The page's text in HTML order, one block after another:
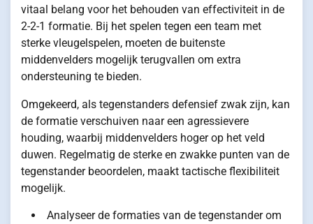
vitaal belang voor het behouden van effectiviteit in de
2-2-1 formatie. Bij het spelen tegen een team met
sterke vleugelspelen, moeten de buitenste
middenvelders mogelijk terugvallen om extra
ondersteuning te bieden.
Omgekeerd, als tegenstanders defensief zwak zijn, kan
de formatie verschuiven naar een agressievere
houding, waarbij middenvelders hoger op het veld
duwen. Regelmatig de sterke en zwakke punten van de
tegenstander beoordelen, maakt tactische flexibiliteit
mogelijk.
Analyseer de formaties van de tegenstander om